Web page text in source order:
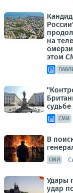
на
этом
СМИ
В
СМИ
Удары
удар